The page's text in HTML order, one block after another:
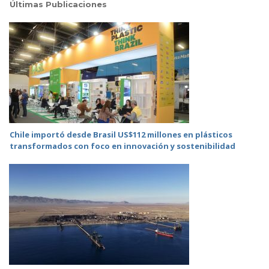
Últimas Publicaciones
Chile importó desde Brasil US$112 millones en plásticos
transformados con foco en innovación y sostenibilidad